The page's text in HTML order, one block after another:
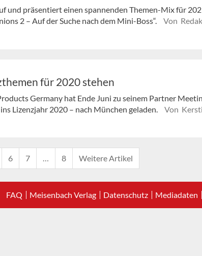
und präsentiert einen spannenden Themen-Mix für
2 – Auf der Suche nach dem Mini-Boss“.
Von
für 2020 stehen
Germany hat Ende Juni zu seinem Partner
Lizenzjahr 2020 – nach München geladen.
Von
6 7 … 8 Weitere Artikel
FAQ Meisenbach Verlag Datenschutz Mediadaten